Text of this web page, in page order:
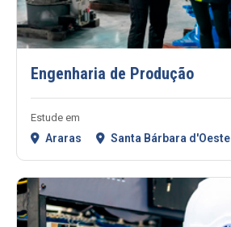
Engenharia de Produção
Estude em
Araras Santa Bárbara d'Oeste